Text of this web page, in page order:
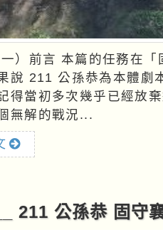
說 211 公孫恭為本體劇
得當初多次幾乎已經放
無解的戰況...
211 公孫恭 固守